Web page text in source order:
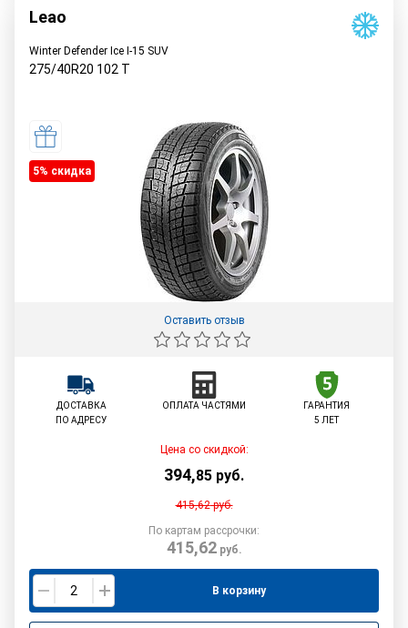
Leao
Winter Defender Ice I-15 SUV
275/40R20 102 T
5% cкидка
Оставить отзыв
ДОСТАВКА
ПО АДРЕСУ
ОПЛАТА ЧАСТЯМИ
ГАРАНТИЯ
5 ЛЕТ
Цена со скидкой:
394,85 руб.
415,62руб.
По картам рассрочки:
415,62руб.
В корзину